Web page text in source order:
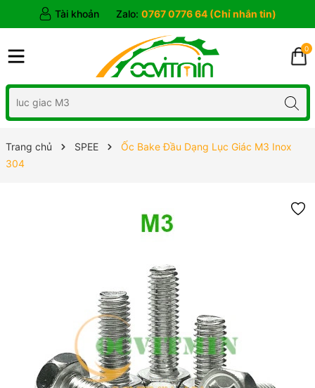
Tài khoản Zalo: 0767 0776 64 (Chỉ nhắn tin)
0
Trang chủ SPEE
Ốc Bake Đầu Dạng Lục Giác M3 Inox
304